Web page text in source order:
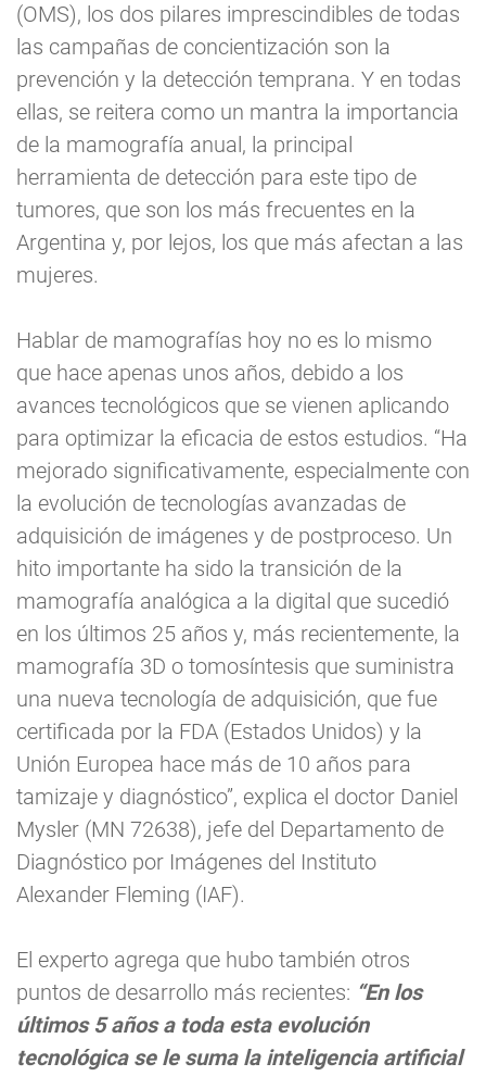
(OMS), los dos pilares imprescindibles de todas
las campañas de concientización son la
prevención y la detección temprana. Y en todas
ellas, se reitera como un mantra la importancia
de la mamografía anual, la principal
herramienta de detección para este tipo de
tumores, que son los más frecuentes en la
Argentina y, por lejos, los que más afectan a las
mujeres.
Hablar de mamografías hoy no es lo mismo
que hace apenas unos años, debido a los
avances tecnológicos que se vienen aplicando
para optimizar la eficacia de estos estudios. “Ha
mejorado significativamente, especialmente con
la evolución de tecnologías avanzadas de
adquisición de imágenes y de postproceso. Un
hito importante ha sido la transición de la
mamografía analógica a la digital que sucedió
en los últimos 25 años y, más recientemente, la
mamografía 3D o tomosíntesis que suministra
una nueva tecnología de adquisición, que fue
certificada por la FDA (Estados Unidos) y la
Unión Europea hace más de 10 años para
tamizaje y diagnóstico”, explica el doctor Daniel
Mysler (MN 72638), jefe del Departamento de
Diagnóstico por Imágenes del Instituto
Alexander Fleming (IAF).
El experto agrega que hubo también otros
puntos de desarrollo más recientes: “En los
últimos 5 años a toda esta evolución
tecnológica se le suma la inteligencia artificial